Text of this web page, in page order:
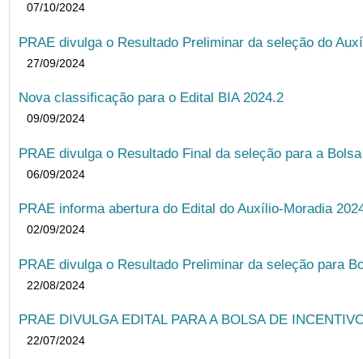
07/10/2024
PRAE divulga o Resultado Preliminar da seleção do
27/09/2024
Nova classificação para o Edital BIA 2024.2
09/09/2024
PRAE divulga o Resultado Final da seleção para a
06/09/2024
PRAE informa abertura do Edital do Auxílio-Moradia
02/09/2024
PRAE divulga o Resultado Preliminar da seleção para
22/08/2024
PRAE DIVULGA EDITAL PARA A BOLSA DE
22/07/2024